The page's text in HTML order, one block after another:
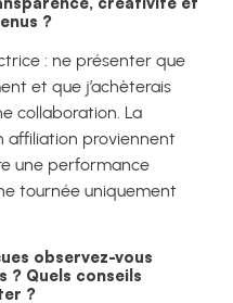
?
: ne présenter que
et que j’achèterais
collaboration. La
affiliation proviennent
une performance
tournée uniquement
observez-vous
? Quels conseils
?